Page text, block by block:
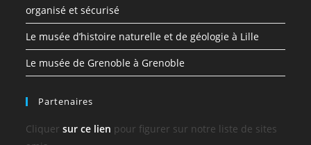
organisé et sécurisé
Le musée d’histoire naturelle et de géologie à Lille
Le musée de Grenoble à Grenoble
Partenaires
Cliquersur ce lien pour figurer sur notre liste de sites